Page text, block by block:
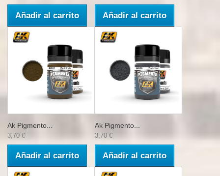
Añadir al carrito Añadir al carrito
Ak Pigmento...
3,70 €
Añadir al carrito
Ak Pigmento...
3,70 €
Añadir al carrito